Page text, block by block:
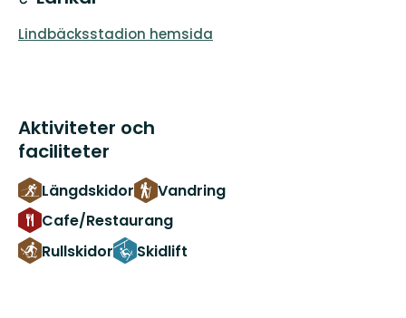
Lindbäcksstadion hemsida
Aktiviteter och
faciliteter
Längdskidor
Vandring
Cafe/Restaurang
Rullskidor
Skidlift